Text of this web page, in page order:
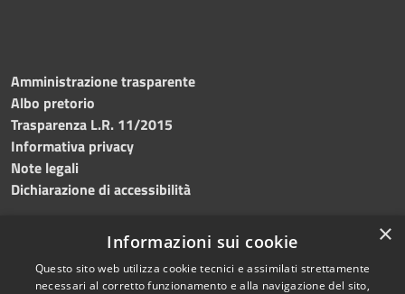
Amministrazione trasparente
Albo pretorio
Trasparenza L.R. 11/2015
Informativa privacy
Note legali
Dichiarazione di accessibilità
RSS
Copyright © 2026 • Comune di
×
Informazioni sui cookie
Questo sito web utilizza cookie tecnici e assimilati strettamente
necessari al corretto funzionamento e alla navigazione del sito,